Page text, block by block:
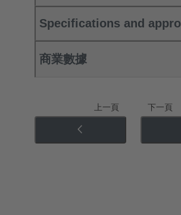
Specifications and
商業數據
上一頁 下一頁